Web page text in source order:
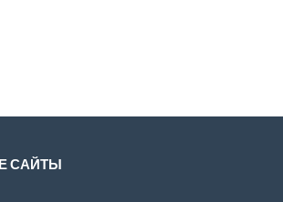
САЙТЫ